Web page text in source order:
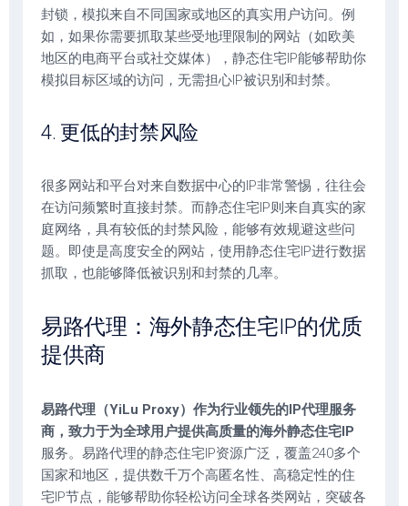
封锁，模拟来自不同国家或地区的真实用户访问。例
如，如果你需要抓取某些受地理限制的网站（如欧美
地区的电商平台或社交媒体），静态住宅IP能够帮助你
模拟目标区域的访问，无需担心IP被识别和封禁。
4. 更低的封禁风险
很多网站和平台对来自数据中心的IP非常警惕，往往会
在访问频繁时直接封禁。而静态住宅IP则来自真实的家
庭网络，具有较低的封禁风险，能够有效规避这些问
题。即使是高度安全的网站，使用静态住宅IP进行数据
抓取，也能够降低被识别和封禁的几率。
易路代理：海外静态住宅IP的优质
提供商
易路代理（YiLu Proxy）作为行业领先的IP代理服务
商，致力于为全球用户提供高质量的海外静态住宅IP
服务。易路代理的静态住宅IP资源广泛，覆盖240多个
国家和地区，提供数千万个高匿名性、高稳定性的住
宅IP节点，能够帮助你轻松访问全球各类网站，突破各